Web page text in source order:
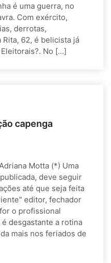
é uma guerra, no
Com exército,
derrotas,
62, é belicista já
No […]
capenga
Motta (*) Uma
deve seguir
até que seja feita
editor, fechador
o profissional
desgastante a rotina
mais nos feriados de